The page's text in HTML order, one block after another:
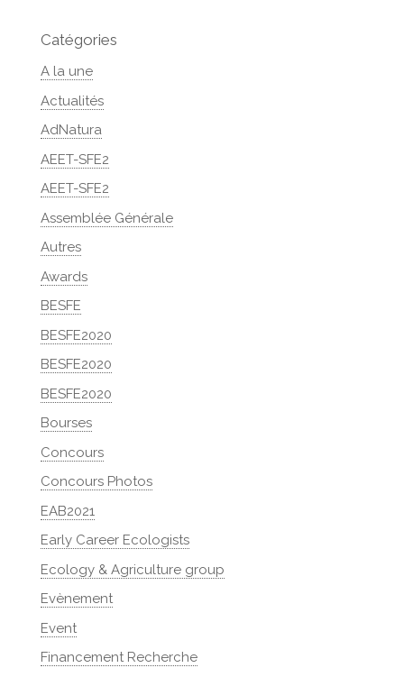
Catégories
A la une
Actualités
AdNatura
AEET-SFE2
AEET-SFE2
Assemblée Générale
Autres
Awards
BESFE
BESFE2020
BESFE2020
BESFE2020
Bourses
Concours
Concours Photos
EAB2021
Early Career Ecologists
Ecology & Agriculture group
Evènement
Event
Financement Recherche